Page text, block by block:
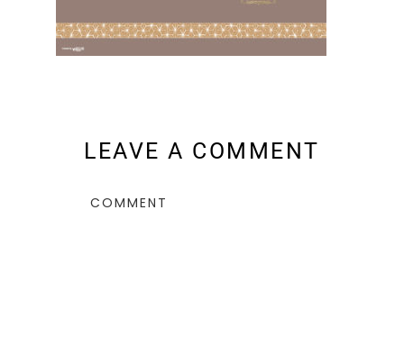
LEAVE A COMMENT